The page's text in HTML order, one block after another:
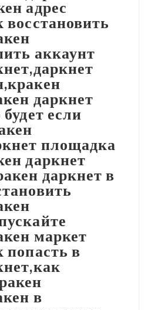
адрес
восстановить
аккаунт
даркнет
если
площадка
даркнет
даркнет в
маркет
попасть в
в